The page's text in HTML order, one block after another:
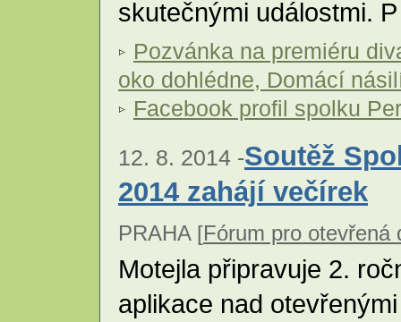
skutečnými událostmi.
Pozvánka na premiéru
oko dohlédne, Domácí
Facebook profil spolku
12. 8. 2014 -Soutěž
2014 zahájí večírek
PRAHA [Fórum pro otevřená
Motejla připravuje 2.
aplikace nad